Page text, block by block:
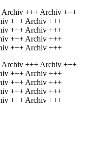
+++ Archiv +++
+++ Archiv +++
+++ Archiv +++
+++ Archiv +++
+++ Archiv +++
+++ Archiv +++
+++ Archiv +++
+++ Archiv +++
+++ Archiv +++
+++ Archiv +++